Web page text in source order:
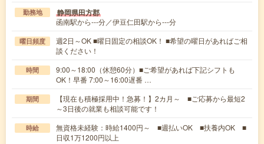
勤務地 静岡県田方郡
函南駅から---分／伊豆仁田駅から---分
曜日頻度
週2日～OK ■曜日固定の相談OK！ ■希望の曜日があればご相
談ください！
時間
9:00～18:00（休憩60分）■ご希望があれば下記シフトも
OK！早番 7:00～16:00遅番 …
期間
【現在も積極採用中！急募！】2カ月～ ■ご応募から最短2
～3日後の就業も相談可能です！
時給
無資格未経験：時給1400円～ ■週払いOK ■扶養内OK ■
日収1万1200円以上